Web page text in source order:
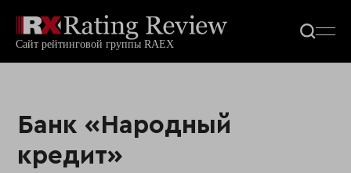
Банк «Народный
кредит»